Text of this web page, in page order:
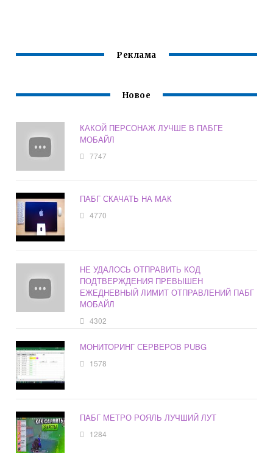
Реклама
Новое
КАКОЙ ПЕРСОНАЖ ЛУЧШЕ В ПАБГЕ
МОБАЙЛ
7747
ПАБГ СКАЧАТЬ НА МАК
4770
НЕ УДАЛОСЬ ОТПРАВИТЬ КОД
ПОДТВЕРЖДЕНИЯ ПРЕВЫШЕН
ЕЖЕДНЕВНЫЙ ЛИМИТ ОТПРАВЛЕНИЙ ПАБГ
МОБАЙЛ
4302
МОНИТОРИНГ СЕРВЕРОВ PUBG
1578
ПАБГ МЕТРО РОЯЛЬ ЛУЧШИЙ ЛУТ
1284